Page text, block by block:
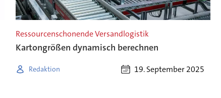
Ressourcenschonende Versandlogistik
Kartongrößen dynamisch berechnen
Redaktion 19. September 2025